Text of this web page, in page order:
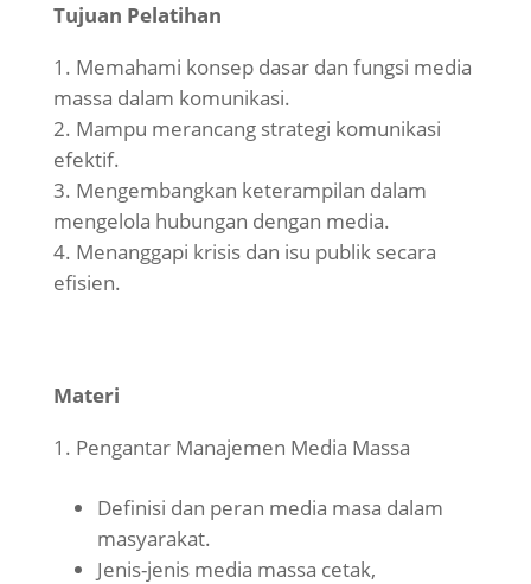
Tujuan Pelatihan
Memahami konsep dasar dan fungsi media
massa dalam komunikasi.
Mampu merancang strategi komunikasi
efektif.
Mengembangkan keterampilan dalam
mengelola hubungan dengan media.
Menanggapi krisis dan isu publik secara
efisien.
Materi
Pengantar Manajemen Media Massa
Definisi dan peran media masa dalam
masyarakat.
Jenis-jenis media massa cetak,